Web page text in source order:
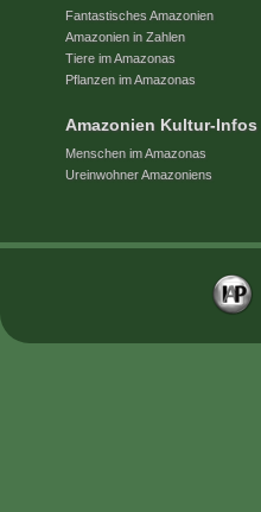
Fantastisches Amazonien
Amazonien in Zahlen
Tiere im Amazonas
Pflanzen im Amazonas
Amazonien Kultur-Infos
Menschen im Amazonas
Ureinwohner Amazoniens